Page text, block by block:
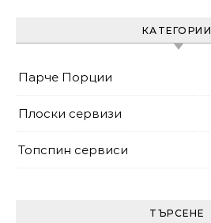
КАТЕГОРИИ
Парче Порции
Плоски сервизи
Топспин сервиси
ТЪРСЕНЕ